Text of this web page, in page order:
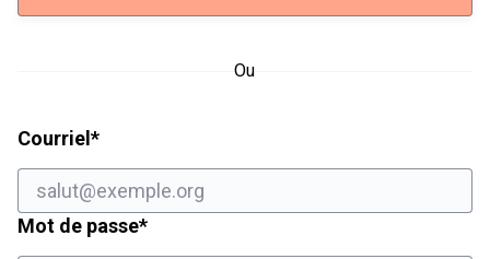
Ou
Courriel *Champ obligatoire
Mot de passe*Champ obligatoire